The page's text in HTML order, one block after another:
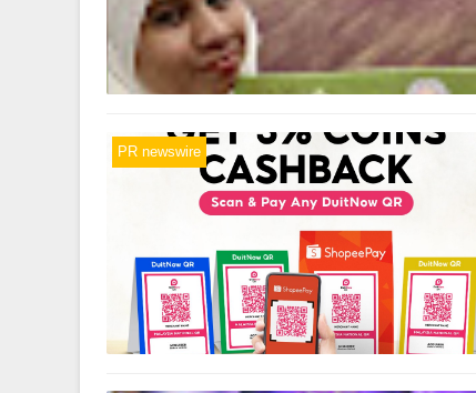
PR newswire